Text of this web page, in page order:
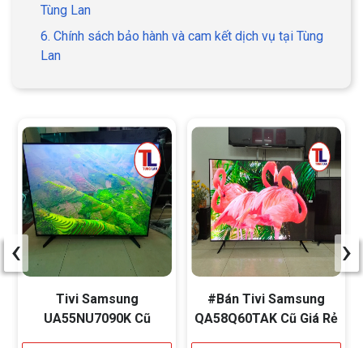
Tùng Lan
6. Chính sách bảo hành và cam kết dịch vụ tại Tùng
Lan
Tivi Samsung
UA55NU7090K Cũ
#Bán Tivi Samsung
QA58Q60TAK Cũ Giá Rẻ
‹ ›